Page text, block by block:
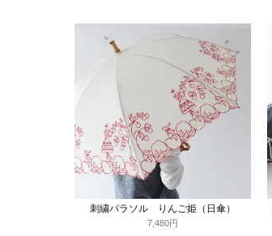
刺繍パラソル りんご姫（日傘）
7,480円